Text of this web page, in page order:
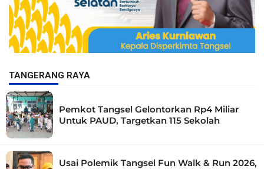
TANGERANG RAYA
Pemkot Tangsel Gelontorkan Rp4 Miliar
Untuk PAUD, Targetkan 115 Sekolah
Usai Polemik Tangsel Fun Walk & Run 2026,